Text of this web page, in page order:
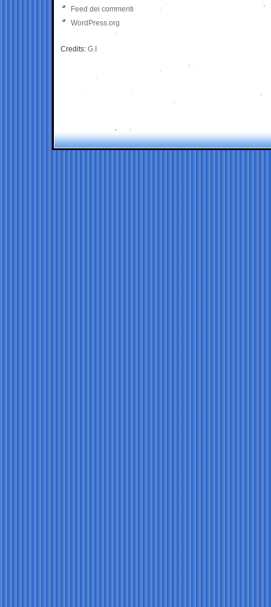
Feed dei commenti
WordPress.org
Credits: G.I